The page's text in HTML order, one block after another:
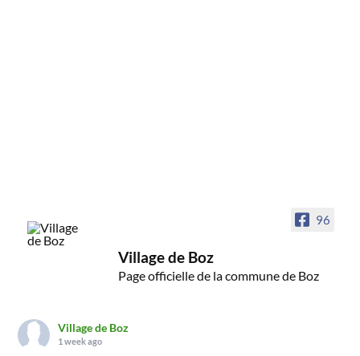
96
Village de Boz
Page officielle de la commune de Boz
Village de Boz
1 week ago